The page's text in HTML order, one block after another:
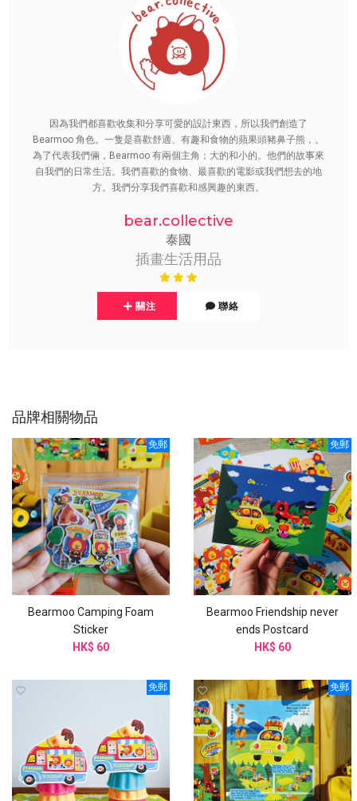
因為我們都喜歡收集和分享可愛的設計東西，所以我們創造了
Bearmoo 角色。一隻是喜歡舒適、有趣和食物的蘋果頭豬鼻子熊，。
為了代表我們倆，Bearmoo 有兩個主角；大的和小的。他們的故事來
自我們的日常生活。我們喜歡的食物、最喜歡的電影或我們想去的地
方。我們分享我們喜歡和感興趣的東西。
bear.collective
泰國
插畫生活用品
關注 聯絡
品牌相關物品
免郵
Bearmoo Camping Foam
Sticker
HK$ 60
免郵
Bearmoo Friendship never
ends Postcard
HK$ 60
免郵 免郵